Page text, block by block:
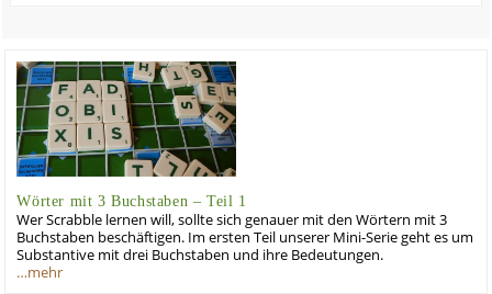
Wörter mit 3 Buchstaben – Teil 1
Wer Scrabble lernen will, sollte sich genauer mit den Wörtern mit 3
Buchstaben beschäftigen. Im ersten Teil unserer Mini-Serie geht es um
Substantive mit drei Buchstaben und ihre Bedeutungen.
…mehr